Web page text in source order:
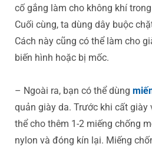
cố gắng làm cho không khí
Cuối cùng, ta dùng dây buộc
Cách này cũng có thể làm cho
biến hình hoặc bị mốc.
– Ngoài ra, bạn có thể dùng
quản giày da. Trước khi cất giày
thể cho thêm 1-2 miếng chống
nylon và đóng kín lại. Miếng